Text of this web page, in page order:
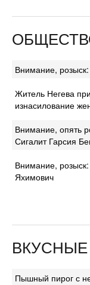
Внимание,
Житель Негева
изнасилование
Внимание, опять
Сигалит Гарсия
Внимание,
Яхимович
Пышный пирог с